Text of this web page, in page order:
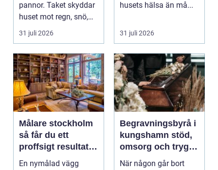
pannor. Taket skyddar
huset mot regn, snö,
blåst och stark vå...
31 juli 2026
husets hälsa än må...
31 juli 2026
Målare stockholm
så får du ett
proffsigt resultat
hemma
En nymålad vägg
Begravningsbyrå i
kungshamn stöd,
omsorg och trygg
vägledning
När någon går bort